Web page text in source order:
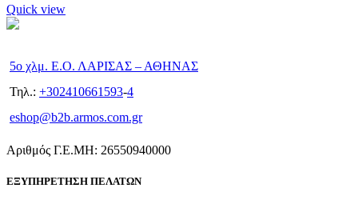
Quick view
5ο χλμ. Ε.Ο. ΛΑΡΙΣΑΣ – ΑΘΗΝΑΣ
Τηλ.: +302410661593-4
eshop@b2b.armos.com.gr
Αριθμός Γ.Ε.ΜΗ: 26550940000
ΕΞΥΠΗΡΕΤΗΣΗ ΠΕΛΑΤΩΝ